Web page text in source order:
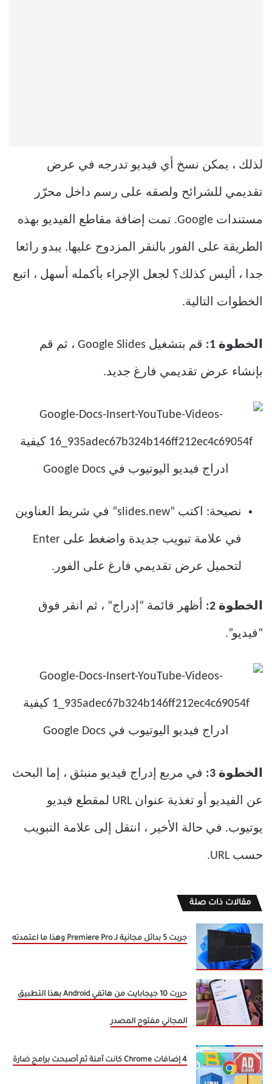
لذلك ، يمكن نسخ أي فيديو تدرجه في عرض
تقديمي للشرائح ولصقه على رسم داخل محرّر
مستندات Google. تمت إضافة مقاطع الفيديو بهذه
الطريقة على الفور بالنقر المزدوج عليها. يبدو رائعا
جدا ، أليس كذلك؟ لجعل الإجراء بأكمله أسهل ، اتبع
الخطوات التالية.
الخطوة 1: قم بتشغيل Google Slides ، ثم قم
بإنشاء عرض تقديمي فارغ جديد.
نصيحة: اكتب “slides.new” في شريط العناوين
في علامة تبويب جديدة واضغط على Enter
لتحميل عرض تقديمي فارغ على الفور.
الخطوة 2: أظهر قائمة “إدراج” ، ثم انقر فوق
“فيديو”.
الخطوة 3: في مربع إدراج فيديو منبثق ، إما البحث
عن الفيديو أو تغذية عنوان URL لمقطع فيديو
يوتيوب. في حالة الأخير ، انتقل إلى علامة التبويب
حسب URL.
مقالات ذات صلة
جربت 5 بدائل مجانية لـ Premiere Pro وهذا ما اعتمدته
حررت 10 جيجابايت من هاتفي Android بهذا التطبيق
المجاني مفتوح المصدر
4 إضافات Chrome كانت آمنة ثم أصبحت برامج ضارة